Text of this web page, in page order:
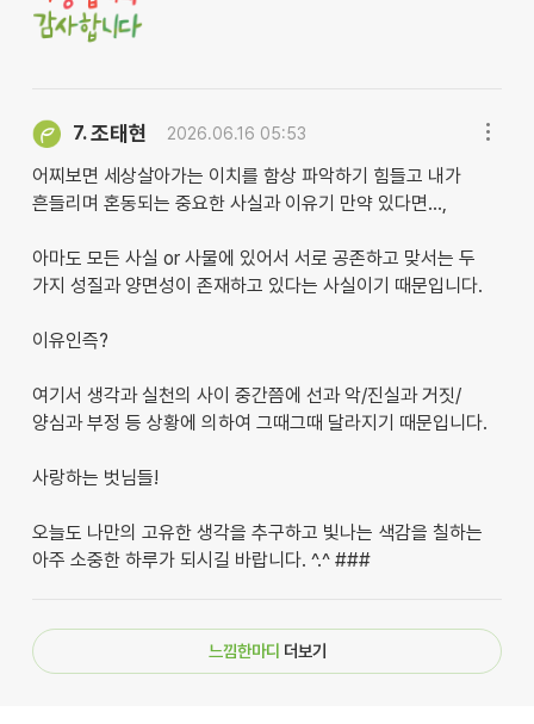
7.조태현 2026.06.16 05:53
어찌보면 세상살아가는 이치를 함상 파악하기 힘들고 내가
흔들리며 혼동되는 중요한 사실과 이유기 만약 있다면...,
아마도 모든 사실 or 사물에 있어서 서로 공존하고 맞서는 두
가지 성질과 양면성이 존재하고 있다는 사실이기 때문입니다.
이유인즉?
여기서 생각과 실천의 사이 중간쯤에 선과 악/진실과 거짓/
양심과 부정 등 상황에 의하여 그때그때 달라지기 때문입니다.
사랑하는 벗님들!
오늘도 나만의 고유한 생각을 추구하고 빛나는 색감을 칠하는
아주 소중한 하루가 되시길 바랍니다. ^.^ ###
느낌한마디 더보기